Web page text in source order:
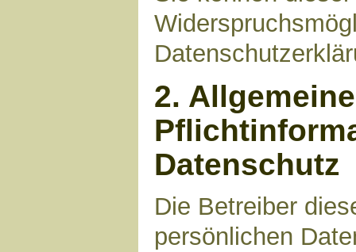
2.
Datenschutz
Die Betreiber
persönlichen